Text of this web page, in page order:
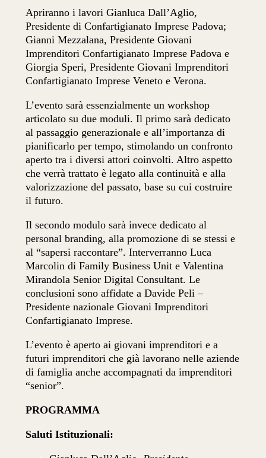
Apriranno i lavori Gianluca Dall’Aglio,
Presidente di Confartigianato Imprese Padova;
Gianni Mezzalana, Presidente Giovani
Imprenditori Confartigianato Imprese Padova e
Giorgia Speri, Presidente Giovani Imprenditori
Confartigianato Imprese Veneto e Verona.
L’evento sarà essenzialmente un workshop
articolato su due moduli. Il primo sarà dedicato
al passaggio generazionale e all’importanza di
pianificarlo per tempo, stimolando un confronto
aperto tra i diversi attori coinvolti. Altro aspetto
che verrà trattato è legato alla continuità e alla
valorizzazione del passato, base su cui costruire
il futuro.
Il secondo modulo sarà invece dedicato al
personal branding, alla promozione di se stessi e
al “sapersi raccontare”. Interverranno Luca
Marcolin di Family Business Unit e Valentina
Mirandola Senior Digital Consultant. Le
conclusioni sono affidate a Davide Peli –
Presidente nazionale Giovani Imprenditori
Confartigianato Imprese.
L’evento è aperto ai giovani imprenditori e a
futuri imprenditori che già lavorano nelle aziende
di famiglia anche accompagnati da imprenditori
“senior”.
PROGRAMMA
Saluti Istituzionali: